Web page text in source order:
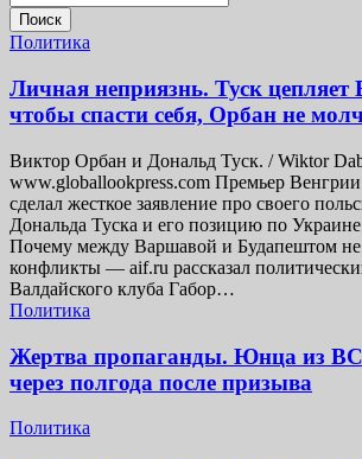
Поиск
Политика
Личная неприязнь. Туск цепляет
чтобы спасти себя, Орбан не
Виктор Орбан и Дональд Туск. / Wiktor
www.globallookpress.com Премьер
сделал жесткое заявление про своего
Дональда Туска и его позицию по Украине
Почему между Варшавой и Будапештом
конфликты — aif.ru рассказал
Валдайского клуба Габор…
Политика
Жертва пропаганды. Юнца из
через полгода после призыва
Политика